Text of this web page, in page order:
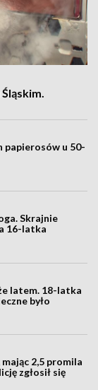
papierosów u 50-
Skrajnie
16-latka
latem. 18-latka
było
2,5 promila
zgłosił się